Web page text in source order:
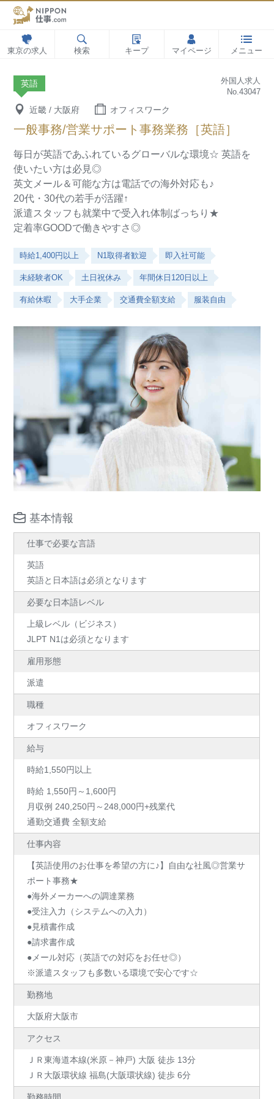
東京の求人 検索 キープ マイページ メニュー
英語
外国人求人
No.43047
近畿 / 大阪府 オフィスワーク
一般事務/営業サポート事務業務［英語］
毎日が英語であふれているグローバルな環境☆ 英語を
使いたい方は必見◎
英文メール＆可能な方は電話での海外対応も♪
20代・30代の若手が活躍↑
派遣スタッフも就業中で受入れ体制ばっちり★
定着率GOODで働きやすさ◎
時給1,400円以上 N1取得者歓迎 即入社可能
未経験者OK 土日祝休み 年間休日120日以上
有給休暇 大手企業 交通費全額支給 服装自由
基本情報
仕事で必要な言語
英語
英語と日本語は必須となります
必要な日本語レベル
上級レベル（ビジネス）
JLPT N1は必須となります
雇用形態
派遣
職種
オフィスワーク
給与
時給1,550円以上
時給 1,550円～1,600円
月収例 240,250円～248,000円+残業代
通勤交通費 全額支給
仕事内容
【英語使用のお仕事を希望の方に♪】自由な社風◎営業サ
ポート事務★
●海外メーカーへの調達業務
●受注入力（システムへの入力）
●見積書作成
●請求書作成
●メール対応（英語での対応をお任せ◎）
※派遣スタッフも多数いる環境で安心です☆
勤務地
大阪府大阪市
アクセス
ＪＲ東海道本線(米原－神戸) 大阪 徒歩 13分
ＪＲ大阪環状線 福島(大阪環状線) 徒歩 6分